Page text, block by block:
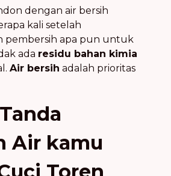
dengan air bersih
kali setelah
pembersih apa pun untuk
ada residu bahan kimia
Air bersih adalah prioritas
Air kamu